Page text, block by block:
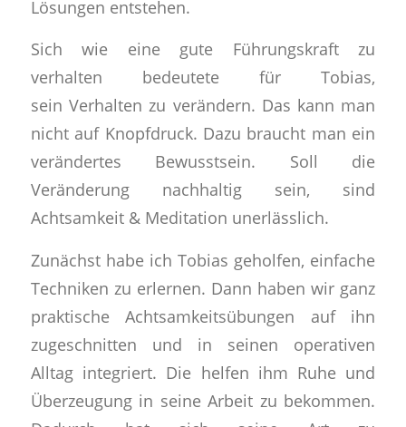
Lösungen entstehen.
Sich wie eine gute Führungskraft zu
verhalten bedeutete für Tobias,
sein Verhalten zu verändern. Das kann man
nicht auf Knopfdruck. Dazu braucht man ein
verändertes Bewusstsein. Soll die
Veränderung nachhaltig sein, sind
Achtsamkeit & Meditation unerlässlich.
Zunächst habe ich Tobias geholfen, einfache
Techniken zu erlernen. Dann haben wir ganz
praktische Achtsamkeitsübungen auf ihn
zugeschnitten und in seinen operativen
Alltag integriert. Die helfen ihm Ruhe und
Überzeugung in seine Arbeit zu bekommen.